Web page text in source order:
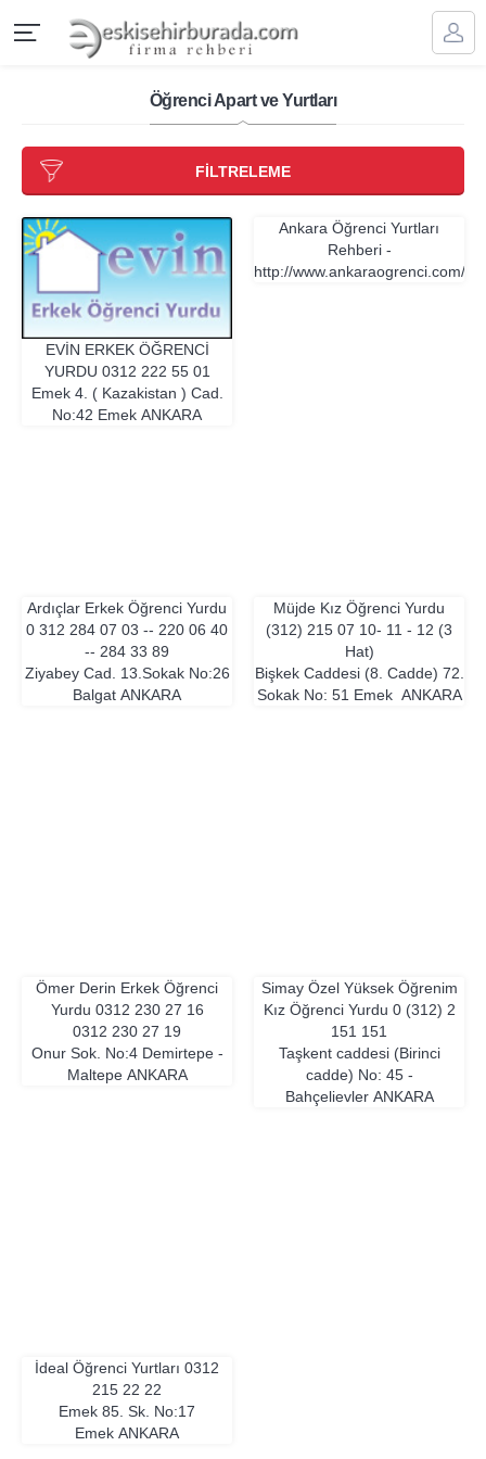
Öğrenci Apart ve Yurtları
FİLTRELEME
EVİN ERKEK ÖĞRENCİ
YURDU 0312 222 55 01
Emek 4. ( Kazakistan ) Cad.
No:42 Emek ANKARA
Ankara Öğrenci Yurtları
Rehberi -
http://www.ankaraogrenci.com/
Ardıçlar Erkek Öğrenci Yurdu
0 312 284 07 03 -- 220 06 40
-- 284 33 89
Ziyabey Cad. 13.Sokak No:26
Balgat ANKARA
Müjde Kız Öğrenci Yurdu
(312) 215 07 10- 11 - 12 (3
Hat)
Bişkek Caddesi (8. Cadde) 72.
Sokak No: 51 Emek ANKARA
Ömer Derin Erkek Öğrenci
Yurdu 0312 230 27 16
0312 230 27 19
Onur Sok. No:4 Demirtepe -
Maltepe ANKARA
Simay Özel Yüksek Öğrenim
Kız Öğrenci Yurdu 0 (312) 2
151 151
Taşkent caddesi (Birinci
cadde) No: 45 -
Bahçelievler ANKARA
İdeal Öğrenci Yurtları 0312
215 22 22
Emek 85. Sk. No:17
Emek ANKARA